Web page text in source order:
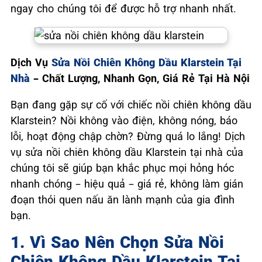
ngay cho chúng tôi để được hỗ trợ nhanh nhất.
Dịch Vụ Sửa Nồi Chiên Không Dầu Klarstein Tại
Nhà – Chất Lượng, Nhanh Gọn, Giá Rẻ Tại Hà Nội
Bạn đang gặp sự cố với chiếc nồi chiên không dầu
Klarstein? Nồi không vào điện, không nóng, báo
lỗi, hoạt động chập chờn? Đừng quá lo lắng! Dịch
vụ sửa nồi chiên không dầu Klarstein tại nhà của
chúng tôi sẽ giúp bạn khắc phục mọi hỏng hóc
nhanh chóng – hiệu quả – giá rẻ, không làm gián
đoạn thói quen nấu ăn lành mạnh của gia đình
bạn.
1. Vì Sao Nên Chọn Sửa Nồi